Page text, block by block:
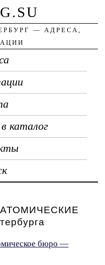
— АДРЕСА,
каталог
бюро —